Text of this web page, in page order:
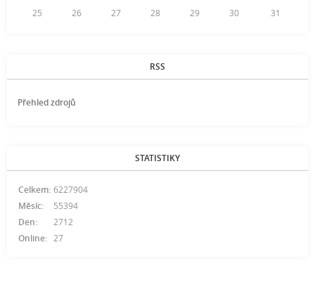
25
26 27 28 29 30 31
RSS
Přehled zdrojů
STATISTIKY
Online: 27
Celkem: 6227904
Měsíc:
55394
Den:
2712